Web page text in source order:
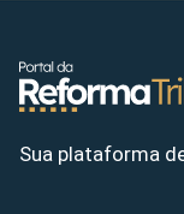
Sua plataforma